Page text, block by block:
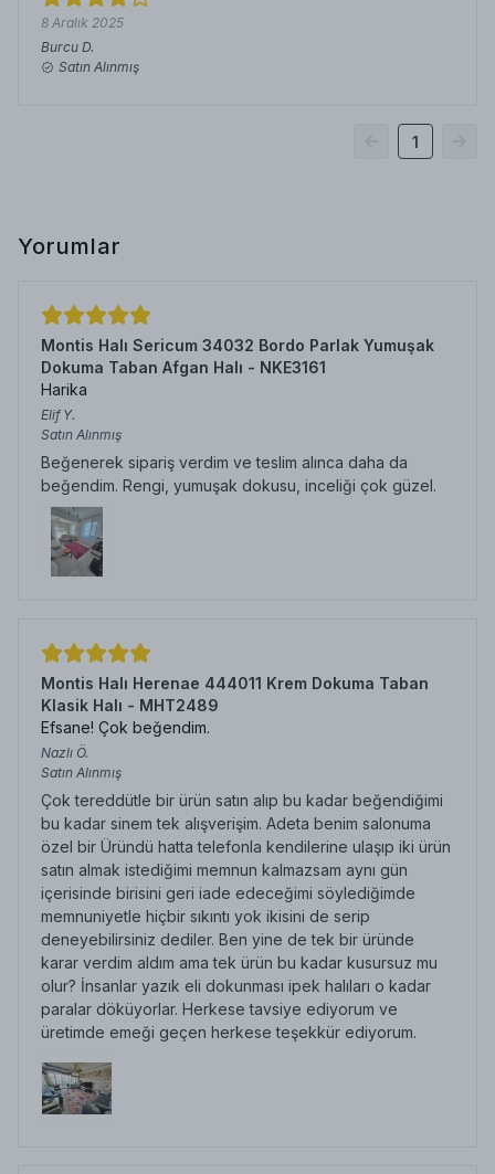
8 Aralık 2025
Burcu D.
Satın Alınmış
1
Yorumlar
Montis Halı Sericum 34032 Bordo Parlak Yumuşak
Dokuma Taban Afgan Halı - NKE3161
Harika
Elif Y.
Satın Alınmış
Beğenerek sipariş verdim ve teslim alınca daha da
beğendim. Rengi, yumuşak dokusu, inceliği çok güzel.
Montis Halı Herenae 444011 Krem Dokuma Taban
Klasik Halı - MHT2489
Efsane! Çok beğendim.
Nazlı Ö.
Satın Alınmış
Çok tereddütle bir ürün satın alıp bu kadar beğendiğimi
bu kadar sinem tek alışverişim. Adeta benim salonuma
özel bir Üründü hatta telefonla kendilerine ulaşıp iki ürün
satın almak istediğimi memnun kalmazsam aynı gün
içerisinde birisini geri iade edeceğimi söylediğimde
memnuniyetle hiçbir sıkıntı yok ikisini de serip
deneyebilirsiniz dediler. Ben yine de tek bir üründe
karar verdim aldım ama tek ürün bu kadar kusursuz mu
olur? İnsanlar yazık eli dokunması ipek halıları o kadar
paralar döküyorlar. Herkese tavsiye ediyorum ve
üretimde emeği geçen herkese teşekkür ediyorum.